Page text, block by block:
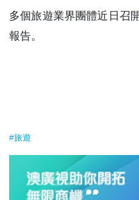
多個旅遊業界團體近日召
報告。
#旅遊